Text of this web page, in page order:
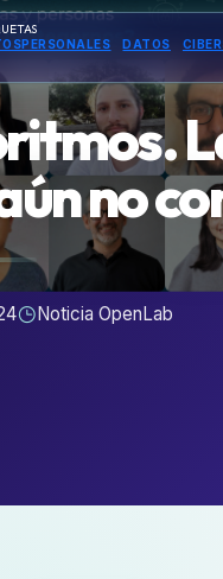
DATOS
no
Noticia OpenLab